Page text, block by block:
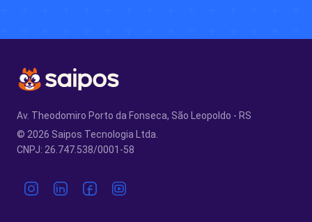
Av. Theodomiro Porto da Fonseca, São Leopoldo - RS
© 2026 Saipos Tecnologia Ltda.
CNPJ: 26.747.538/0001-58